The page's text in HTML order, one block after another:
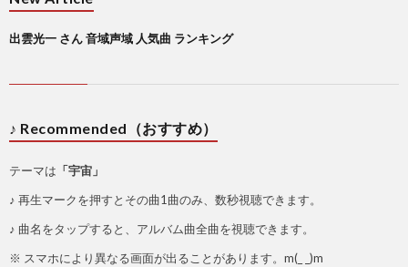
出雲光一 さん 音域声域 人気曲 ランキング
♪ Recommended（おすすめ）
テーマは 「宇宙」
♪ 再生マークを押すとその曲1曲のみ、数秒視聴できます。
♪ 曲名をタップすると、アルバム曲全曲を視聴できます。
※ スマホにより異なる画面が出ることがあります。m(_ _)m